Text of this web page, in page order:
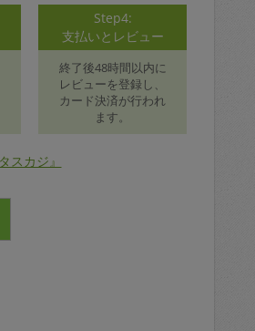
Step4:
支払いとレビュー
終了後48時間以内に
レビューを登録し、
カード決済が行われ
ます。
スカジ』